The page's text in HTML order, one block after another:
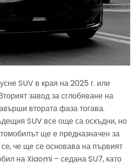
SUV в края на 2025 г. или
завод за сглобяване на
втората фаза тогава.
SUV все още са оскъдни, но
ще е предназначен за
че ще се основава на първият
на Xiaomi – седана SU7, като